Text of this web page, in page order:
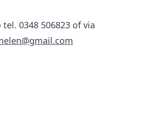
0348 506823 of via